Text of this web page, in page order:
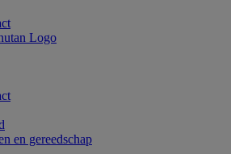
en gereedschap